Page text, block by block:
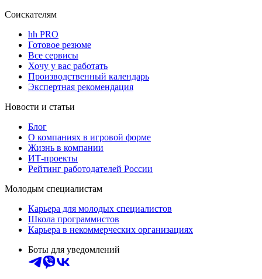
Соискателям
hh PRO
Готовое резюме
Все сервисы
Хочу у вас работать
Производственный календарь
Экспертная рекомендация
Новости и статьи
Блог
О компаниях в игровой форме
Жизнь в компании
ИТ-проекты
Рейтинг работодателей России
Молодым специалистам
Карьера для молодых специалистов
Школа программистов
Карьера в некоммерческих организациях
Боты для уведомлений